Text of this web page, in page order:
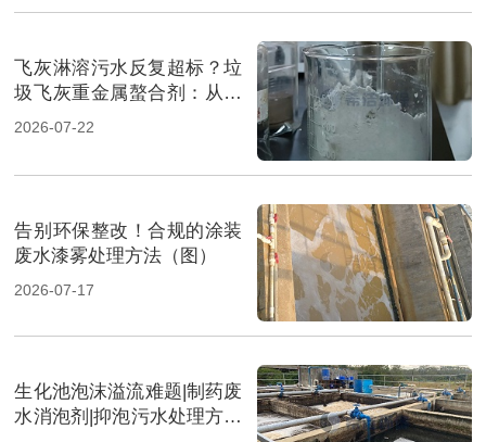
飞灰淋溶污水反复超标？垃
圾飞灰重金属螯合剂：从源
头实现固液双达标（图）
2026-07-22
告别环保整改！合规的涂装
废水漆雾处理方法（图）
2026-07-17
生化池泡沫溢流难题|制药废
水消泡剂|抑泡污水处理方案